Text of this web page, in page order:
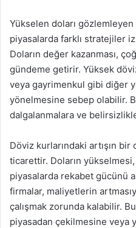
Yükselen doları gözlemleyen
piyasalarda farklı stratejiler
Doların değer kazanması,
gündeme getirir. Yüksek
veya gayrimenkul gibi diğer
yönelmesine sebep olabilir.
dalgalanmalara ve
Döviz kurlarındaki artışın
ticarettir. Doların
piyasalarda rekabet gücünü
firmalar, maliyetlerin
çalışmak zorunda kalabilir.
piyasadan çekilmesine veya